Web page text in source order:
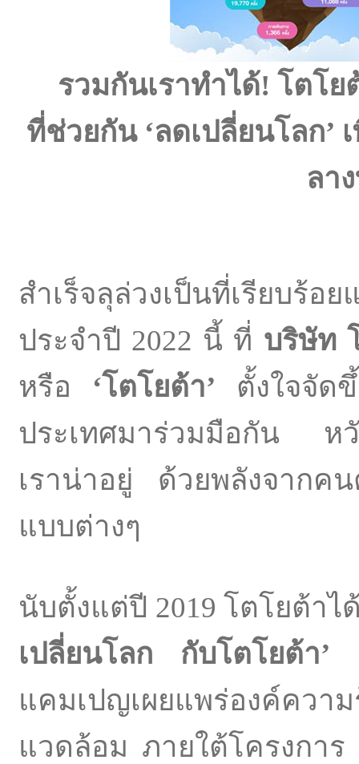
รวมกันเราทำได้! โตโย
ที่ช่วยกัน ‘ลดเปลี่ยนโลก’
ลา
สำเร็จลุล่วงเป็นที่เรียบ
ประจำปี 2022 นี้ ที่ บริษัท
หรือ ‘โตโยต้า’ ตั้งใจจัด
ประเทศมาร่วมมือกัน หวั
เราน่าอยู่ ด้วยพลังจากค
แบบต่างๆ
นับตั้งแต่ปี 2019 โตโยต้า
เปลี่ยนโลก กับโตโยต้า’
แคมเปญเผยแพร่องค์ควา
แวดล้อม ภายใต้โครงการ